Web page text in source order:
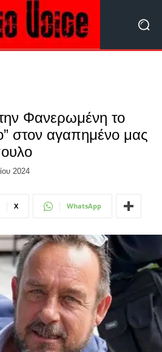
Φανερωμένη το
στον αγαπημένο μας
2024
X WhatsApp